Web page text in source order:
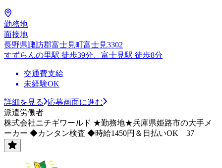
勤務地
面接地
長野県諏訪郡富士見町富士見3302
すずらんの里駅 徒歩39分、富士見駅 徒歩8分
交通費支給
未経験OK
詳細を見る
応募画面に進む
派遣労働者
株式会社ニチギワールド ★勤務地★兵庫県姫路市の大手メ
ーカー ◆カンタン検査 ◆時給1450円＆日払いOK 37